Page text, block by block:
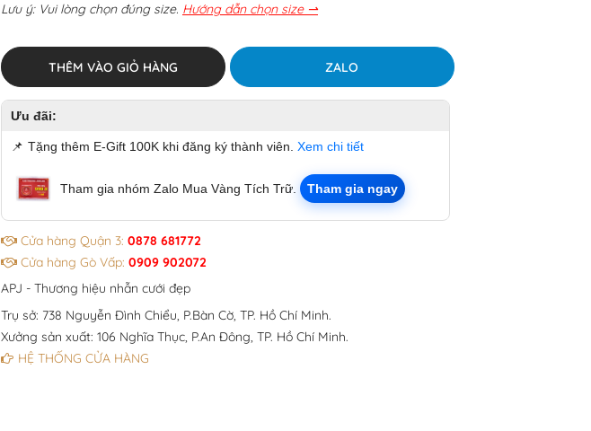
Lưu ý: Vui lòng chọn đúng size. Hướng dẫn chọn size ⇀
THÊM VÀO GIỎ HÀNG ZALO
Ưu đãi:
📌 Tặng thêm E-Gift 100K khi đăng ký thành viên. Xem chi tiết
Tham gia nhóm Zalo Mua Vàng Tích Trữ. Tham gia ngay
Cửa hàng Quận 3: 0878 681772
Cửa hàng Gò Vấp: 0909 902072
APJ - Thương hiệu nhẫn cưới đẹp
Trụ sở: 738 Nguyễn Đình Chiểu, P.Bàn Cờ, TP. Hồ Chí Minh.
Xưởng sản xuất: 106 Nghĩa Thục, P.An Đông, TP. Hồ Chí Minh.
HỆ THỐNG CỬA HÀNG